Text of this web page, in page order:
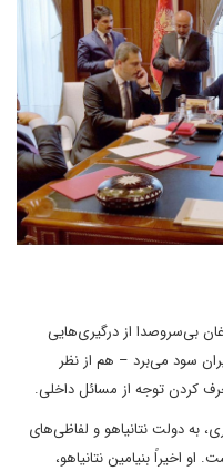
بی‌سروصدا از درگیری‌هایی
سود می‌برد – هم از نظر
کردن توجه از مسائل داخلی.
به دولت نتانیاهو و لفاظی‌های
او اخیراً بنیامین نتانیاهو،